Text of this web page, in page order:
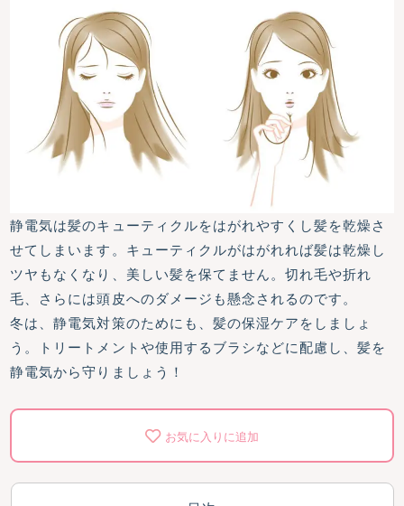
静電気は髪のキューティクルをはがれやすくし髪を乾燥さ
せてしまいます。キューティクルがはがれれば髪は乾燥し
ツヤもなくなり、美しい髪を保てません。切れ毛や折れ
毛、さらには頭皮へのダメージも懸念されるのです。
冬は、静電気対策のためにも、髪の保湿ケアをしましょ
う。トリートメントや使用するブラシなどに配慮し、髪を
静電気から守りましょう！
お気に入りに追加